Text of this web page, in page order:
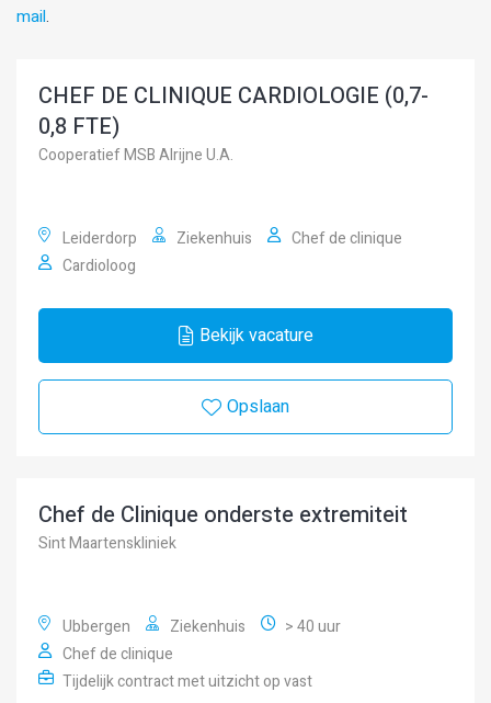
mail.
CHEF DE CLINIQUE CARDIOLOGIE (0,7-
0,8 FTE)
Cooperatief MSB Alrijne U.A.
Leiderdorp Ziekenhuis
Chef de clinique
Cardioloog
Bekijk vacature
Opslaan
Chef de Clinique onderste extremiteit
Sint Maartenskliniek
Ubbergen Ziekenhuis
> 40 uur
Chef de clinique
Tijdelijk contract met uitzicht op vast